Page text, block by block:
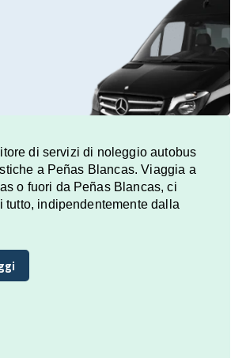
di servizi di noleggio autobus
a Peñas Blancas. Viaggia a
o fuori da Peñas Blancas, ci
tutto, indipendentemente dalla